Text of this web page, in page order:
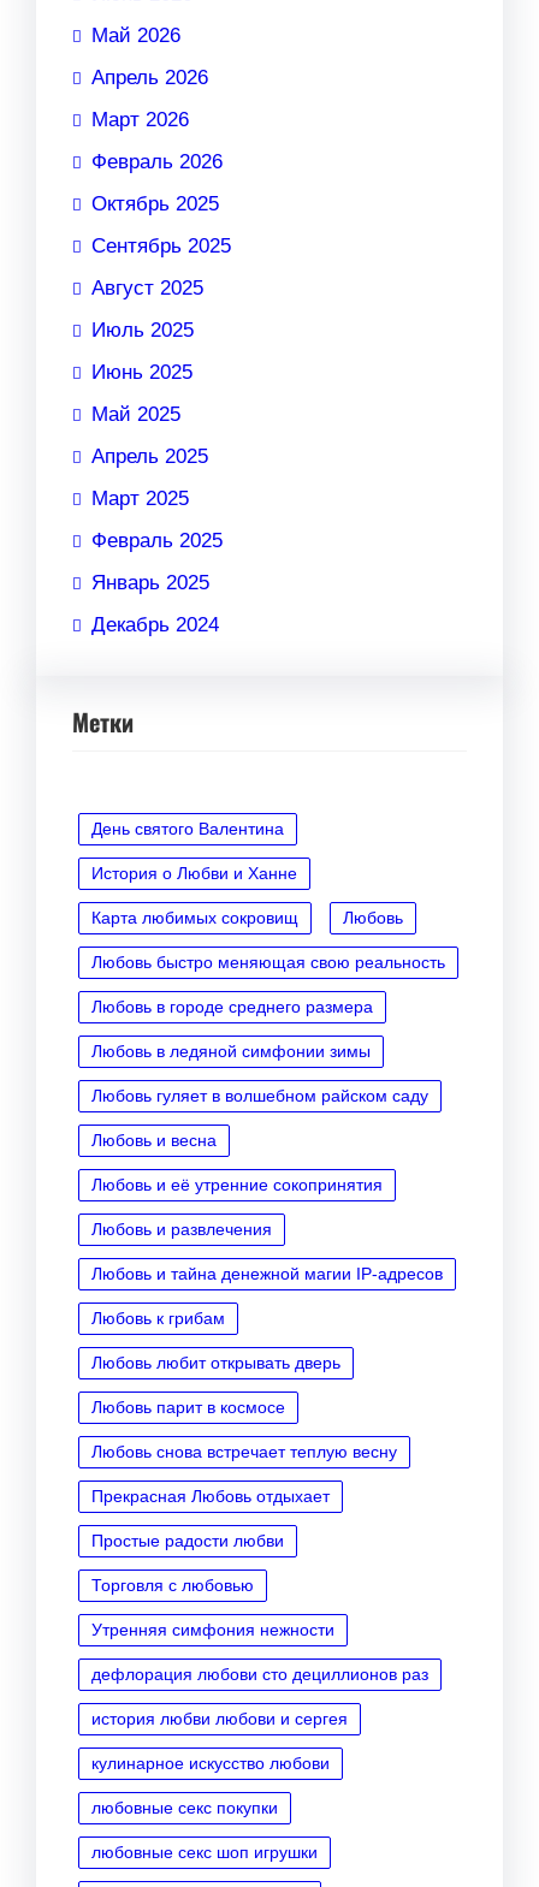
Май 2026
Апрель 2026
Март 2026
Февраль 2026
Октябрь 2025
Сентябрь 2025
Август 2025
Июль 2025
Июнь 2025
Май 2025
Апрель 2025
Март 2025
Февраль 2025
Январь 2025
Декабрь 2024
Метки
День святого Валентина
История о Любви и Ханне
Карта любимых сокровищ Любовь
Любовь быстро меняющая свою реальность
Любовь в городе среднего размера
Любовь в ледяной симфонии зимы
Любовь гуляет в волшебном райском саду
Любовь и весна
Любовь и её утренние сокопринятия
Любовь и развлечения
Любовь и тайна денежной магии IP‑адресов
Любовь к грибам
Любовь любит открывать дверь
Любовь парит в космосе
Любовь снова встречает теплую весну
Прекрасная Любовь отдыхает
Простые радости любви
Торговля с любовью
Утренняя симфония нежности
дефлорация любови сто дециллионов раз
история любви любови и сергея
кулинарное искусство любови
любовные секс покупки
любовные секс шоп игрушки